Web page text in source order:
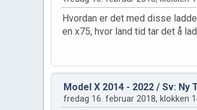
Hvordan er det med disse
en x75, hvor land tid tar det å
Model X 2014 - 2022 / Sv: Ny
fredag 16. februar 2018, klokken